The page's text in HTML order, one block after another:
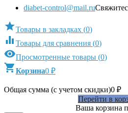
diabet-control@mail.ru
Товары в закладках (0)
 Товары для сравнения (0)
Просмотренные товары (0)
Корзина0 ₽
Общая сумма (с учетом скидки)0 ₽
Перейти в
Ваша корзина